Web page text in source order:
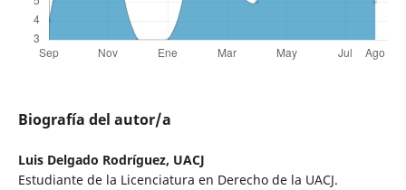
Biografía del autor/a
Luis Delgado Rodríguez, UACJ
Estudiante de la Licenciatura en Derecho de la UACJ.